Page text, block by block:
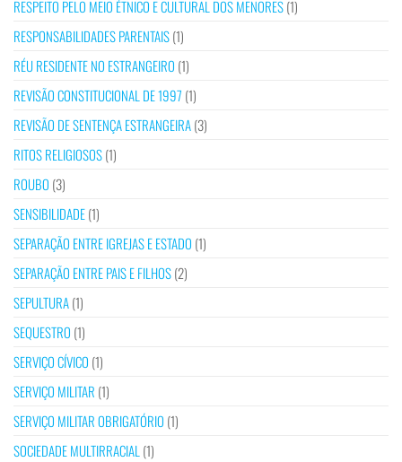
RESPEITO PELO MEIO ÉTNICO E CULTURAL DOS MENORES(1)
RESPONSABILIDADES PARENTAIS(1)
RÉU RESIDENTE NO ESTRANGEIRO (1)
REVISÃO CONSTITUCIONAL DE 1997 (1)
REVISÃO DE SENTENÇA ESTRANGEIRA(3)
RITOS RELIGIOSOS(1)
ROUBO (3)
SENSIBILIDADE(1)
SEPARAÇÃO ENTRE IGREJAS E ESTADO (1)
SEPARAÇÃO ENTRE PAIS E FILHOS(2)
SEPULTURA(1)
SEQUESTRO (1)
SERVIÇO CÍVICO (1)
SERVIÇO MILITAR (1)
SERVIÇO MILITAR OBRIGATÓRIO (1)
SOCIEDADE MULTIRRACIAL (1)